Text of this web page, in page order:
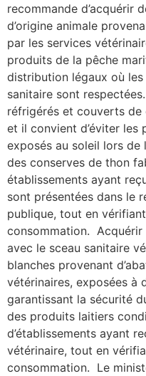
recommande d’acquérir
d’origine animale
par les services
produits de la pêche
distribution légaux où les
sanitaire sont
réfrigérés et couverts
et il convient d’éviter
exposés au soleil lors
des conserves de thon
établissements ayant
sont présentées dans le
publique, tout en
consommation. Acquérir
avec le sceau sanitaire
blanches provenant
vétérinaires, exposées à
garantissant la sécurité
des produits laitiers
d’établissements ayant
vétérinaire, tout en
consommation. Le